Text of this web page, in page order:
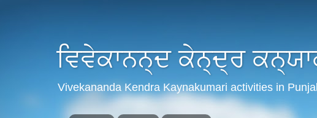
ਵਿਵੇਕਾਨਨ੍ਦ ਕੇਨ੍ਦ੍ਰ
Vivekananda Kendra Kaynakumari activities in